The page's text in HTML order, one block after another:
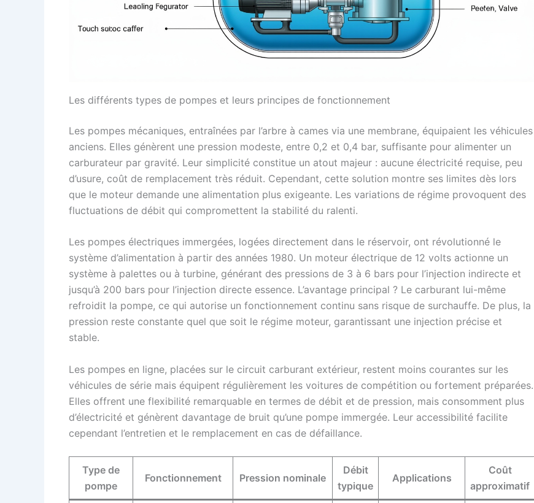
Les différents types de pompes et leurs principes de fonctionnement
Les pompes mécaniques, entraînées par l’arbre à cames via une membrane, équipaient les véhicules
anciens. Elles génèrent une pression modeste, entre 0,2 et 0,4 bar, suffisante pour alimenter un
carburateur par gravité. Leur simplicité constitue un atout majeur : aucune électricité requise, peu
d’usure, coût de remplacement très réduit. Cependant, cette solution montre ses limites dès lors
que le moteur demande une alimentation plus exigeante. Les variations de régime provoquent des
fluctuations de débit qui compromettent la stabilité du ralenti.
Les pompes électriques immergées, logées directement dans le réservoir, ont révolutionné le
système d’alimentation à partir des années 1980. Un moteur électrique de 12 volts actionne un
système à palettes ou à turbine, générant des pressions de 3 à 6 bars pour l’injection indirecte et
jusqu’à 200 bars pour l’injection directe essence. L’avantage principal ? Le carburant lui-même
refroidit la pompe, ce qui autorise un fonctionnement continu sans risque de surchauffe. De plus, la
pression reste constante quel que soit le régime moteur, garantissant une injection précise et
stable.
Les pompes en ligne, placées sur le circuit carburant extérieur, restent moins courantes sur les
véhicules de série mais équipent régulièrement les voitures de compétition ou fortement préparées.
Elles offrent une flexibilité remarquable en termes de débit et de pression, mais consomment plus
d’électricité et génèrent davantage de bruit qu’une pompe immergée. Leur accessibilité facilite
cependant l’entretien et le remplacement en cas de défaillance.
Type de
pompe
Fonctionnement Pression nominale
Débit
typique
Applications
Coût
approximatif